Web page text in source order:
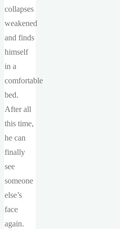
collapses
weakened
and finds
himself
in a
comfortable
bed.
After all
this time,
he can
finally
see
someone
else’s
face
again.